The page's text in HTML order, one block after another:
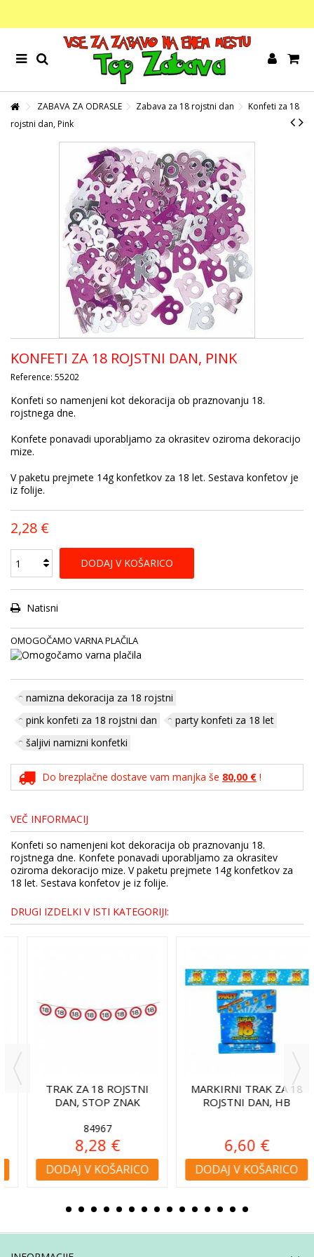
ZABAVA ZA ODRASLE Zabava za 18 rojstni dan
Konfeti za 18
rojstni dan, Pink
KONFETI ZA 18 ROJSTNI DAN, PINK
Reference: 55202
Konfeti so namenjeni kot dekoracija ob praznovanju 18.
rojstnega dne.
Konfete ponavadi uporabljamo za okrasitev oziroma dekoracijo
mize.
V paketu prejmete 14g konfetkov za 18 let. Sestava konfetov je
iz folije.
2,28 €
DODAJ V KOŠARICO
Natisni
OMOGOČAMO VARNA PLAČILA
namizna dekoracija za 18 rojstni
pink konfeti za 18 rojstni dan
party konfeti za 18 let
šaljivi namizni konfetki
Do brezplačne dostave vam manjka še 80,00 € !
VEČ INFORMACIJ
Konfeti so namenjeni kot dekoracija ob praznovanju 18.
rojstnega dne. Konfete ponavadi uporabljamo za okrasitev
oziroma dekoracijo mize. V paketu prejmete 14g konfetkov za
18 let. Sestava konfetov je iz folije.
DRUGI IZDELKI V ISTI KATEGORIJI:
TRAK ZA 18 ROJSTNI
DAN, STOP ZNAK
84967
8,28 €
DODAJ V KOŠARICO
MARKIRNI TRAK ZA 18
ROJSTNI DAN, HB
6,60 €
DODAJ V KOŠARICO